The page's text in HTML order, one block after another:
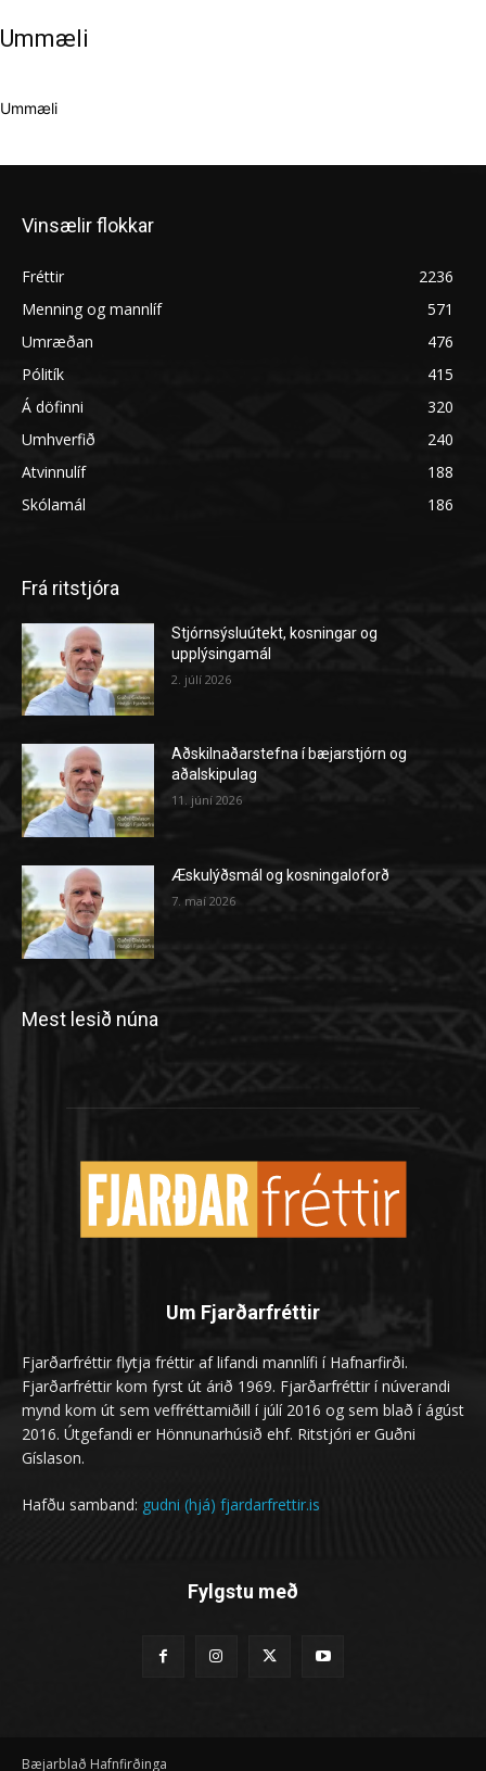
Ummæli
Ummæli
Vinsælir flokkar
Fréttir
2236
Menning og mannlíf
571
Umræðan
476
Pólitík
415
Á döfinni
320
Umhverfið
240
Atvinnulíf
188
Skólamál
186
Frá ritstjóra
Stjórnsýsluútekt, kosningar og
upplýsingamál
2. júlí 2026
Aðskilnaðarstefna í bæjarstjórn og
aðalskipulag
11. júní 2026
Æskulýðsmál og kosningaloforð
7. maí 2026
Mest lesið núna
Um Fjarðarfréttir
Fjarðarfréttir flytja fréttir af lifandi mannlífi í Hafnarfirði.
Fjarðarfréttir kom fyrst út árið 1969. Fjarðarfréttir í núverandi
mynd kom út sem veffréttamiðill í júlí 2016 og sem blað í ágúst
2016. Útgefandi er Hönnunarhúsið ehf. Ritstjóri er Guðni
Gíslason.
Hafðu samband: gudni (hjá) fjardarfrettir.is
Fylgstu með
Bæjarblað Hafnfirðinga